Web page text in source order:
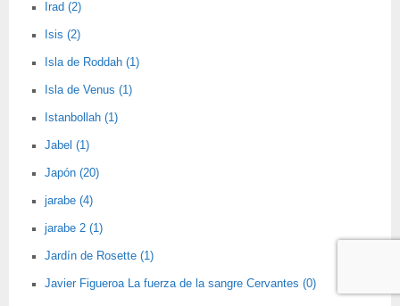
Irad (2)
Isis (2)
Isla de Roddah (1)
Isla de Venus (1)
Istanbollah (1)
Jabel (1)
Japón (20)
jarabe (4)
jarabe 2 (1)
Jardín de Rosette (1)
Javier Figueroa La fuerza de la sangre Cervantes (0)